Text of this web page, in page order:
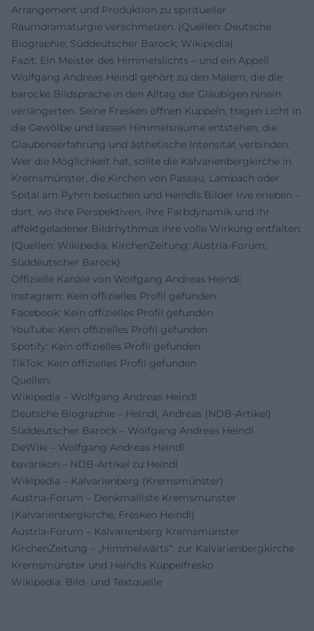
Arrangement und Produktion zu spiritueller
Raumdramaturgie verschmelzen. (Quellen: Deutsche
Biographie; Süddeutscher Barock; Wikipedia)
Fazit: Ein Meister des Himmelslichts – und ein Appell
Wolfgang Andreas Heindl gehört zu den Malern, die die
barocke Bildsprache in den Alltag der Gläubigen hinein
verlängerten. Seine Fresken öffnen Kuppeln, tragen Licht in
die Gewölbe und lassen Himmelsräume entstehen, die
Glaubenserfahrung und ästhetische Intensität verbinden.
Wer die Möglichkeit hat, sollte die Kalvarienbergkirche in
Kremsmünster, die Kirchen von Passau, Lambach oder
Spital am Pyhrn besuchen und Heindls Bilder live erleben –
dort, wo ihre Perspektiven, ihre Farbdynamik und ihr
affektgeladener Bildrhythmus ihre volle Wirkung entfalten.
(Quellen: Wikipedia; KirchenZeitung; Austria-Forum;
Süddeutscher Barock)
Offizielle Kanäle von Wolfgang Andreas Heindl:
Instagram: Kein offizielles Profil gefunden
Facebook: Kein offizielles Profil gefunden
YouTube: Kein offizielles Profil gefunden
Spotify: Kein offizielles Profil gefunden
TikTok: Kein offizielles Profil gefunden
Quellen:
Wikipedia – Wolfgang Andreas Heindl
Deutsche Biographie – Heindl, Andreas (NDB-Artikel)
Süddeutscher Barock – Wolfgang Andreas Heindl
DeWiki – Wolfgang Andreas Heindl
bavarikon – NDB-Artikel zu Heindl
Wikipedia – Kalvarienberg (Kremsmünster)
Austria-Forum – Denkmalliste Kremsmünster
(Kalvarienbergkirche, Fresken Heindl)
Austria-Forum – Kalvarienberg Kremsmünster
KirchenZeitung – „Himmelwärts“: zur Kalvarienbergkirche
Kremsmünster und Heindls Kuppelfresko
Wikipedia: Bild- und Textquelle